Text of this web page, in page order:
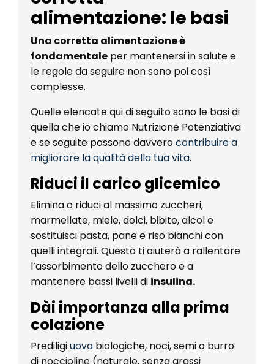
alimentazione: le basi
Una corretta alimentazione è
fondamentale per mantenersi in salute e
le regole da seguire non sono poi così
complesse.
Quelle elencate qui di seguito sono le basi di
quella che io chiamo Nutrizione Potenziativa
e se seguite possono davverocontribuire a
migliorare la qualità della tua vita.
Riduci il carico glicemico
Elimina o riduci al massimo zuccheri,
marmellate, miele, dolci, bibite, alcol e
sostituisci pasta, pane e riso bianchi con
quelli integrali. Questo ti aiuterà a rallentare
l’assorbimento dello zucchero e a
mantenere bassi livelli di insulina.
Dài importanza alla prima
colazione
Prediligiuova biologiche, noci, semi o burro
di noccioline (naturale, senza grassi